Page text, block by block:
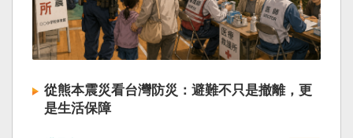
從熊本震災看台灣防災：避難不只是撤離，更
是生活保障